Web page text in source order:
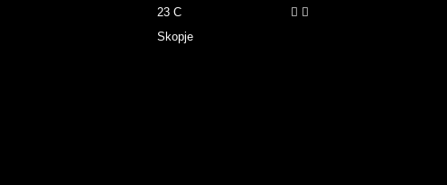
23 C
Skopje